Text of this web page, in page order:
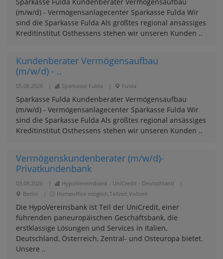
(m/w/d) - Vermögensanlagecenter Sparkasse Fulda Wir
sind die Sparkasse Fulda Als größtes regional ansässiges
Kreditinstitut Osthessens stehen wir unseren Kunden ..
Kundenberater Vermögensaufbau
(m/w/d) - ..
05.08.2026 Sparkasse Fulda Fulda
Sparkasse Fulda Kundenberater Vermögensaufbau
(m/w/d) - Vermögensanlagecenter Sparkasse Fulda Wir
sind die Sparkasse Fulda Als größtes regional ansässiges
Kreditinstitut Osthessens stehen wir unseren Kunden ..
Vermögenskundenberater (m/w/d)-
Privatkundenbank
03.08.2026 HypoVereinsbank - UniCredit - Deutschland
Berlin
Homeoffice möglich,Teilzeit,Vollzeit
Die HypoVereinsbank ist Teil der UniCredit, einer
führenden paneuropäischen Geschäftsbank, die
erstklassige Lösungen und Services in Italien,
Deutschland, Österreich, Zentral- und Osteuropa bietet.
Unsere ..